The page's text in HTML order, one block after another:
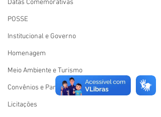
Datas Comemorativas
POSSE
Institucional e Governo
Homenagem
Meio Ambiente e Turismo
Convênios e Parcerias
Licitações